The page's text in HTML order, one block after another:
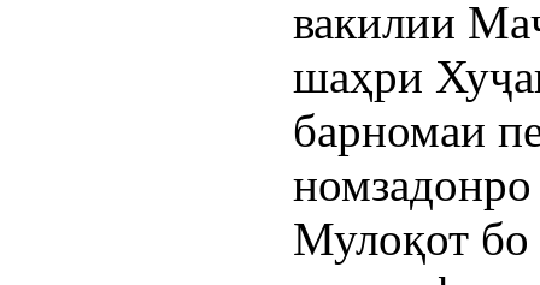
вакилии
шаҳри
барномаи
Мулоқот бо